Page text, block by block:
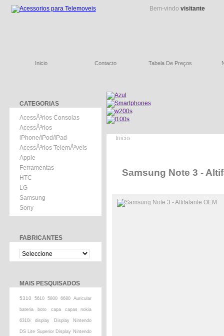
Bem-vindo visitante
Inicio Contacto Tabela De Preços
CATEGORIAS
AcessÃ³rios Consolas
AcessÃ³rios
iPhone/iPod/iPad
AcessÃ³rios TelemÃ³veis
Apple
Ferramentas
HTC
LG
Samsung
Sony
FABRICANTES
MAIS PESQUISADOS
5310 5610 5800 6680 Auricular
bateria boto capa capas nokia
6310i display Display Nintendo
DS Lite Superior Display Nintendo
Inicio
Samsung Note 3 -